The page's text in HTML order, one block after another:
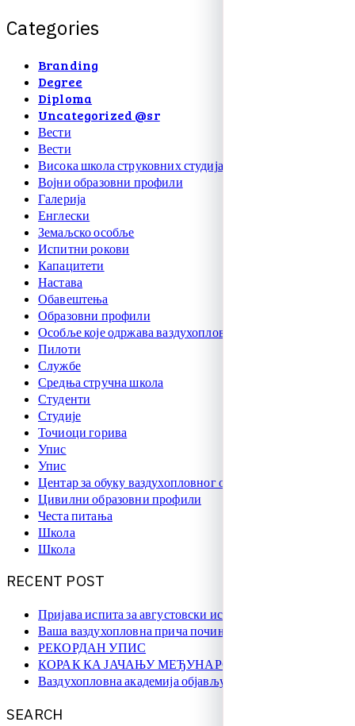
Categories
Branding
Degree
Diploma
Uncategorized @sr
Вести
Вести
Висока школа струковних студија
Војни образовни профили
Галерија
Енглески
Земаљско особље
Испитни рокови
Капацитети
Настава
Обавештења
Образовни профили
Особље које одржава ваздухоплове
Пилоти
Службе
Средња стручна школа
Студенти
Студије
Точиоци горива
Упис
Упис
Центар за обуку ваздухопловног особља
Цивилни образовни профили
Честа питања
Школа
Школа
RECENT POST
Пријава испита за августовски испитни рок
Ваша ваздухопловна прича почиње овде!
РЕКОРДАН УПИС
КОРАК КА ЈАЧАЊУ МЕЂУНАРОДНЕ САРАДЊЕ
Ваздухопловна академија објављује упис на � …
SEARCH